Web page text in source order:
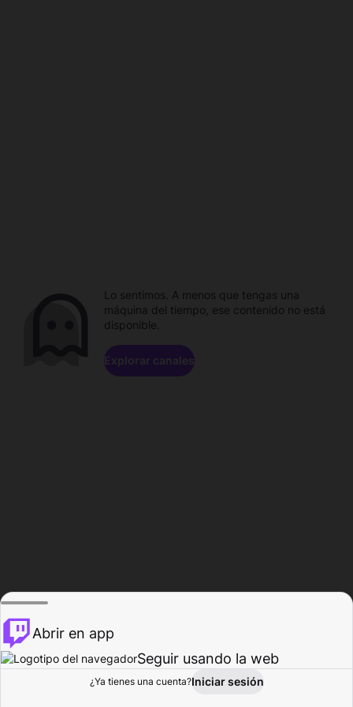
Explorar Actividad
Lo sentimos. A menos que tengas una
máquina del tiempo, ese contenido no está
disponible.
Explorar canales
Abrir en app
Seguir usando la web
¿Ya tienes una cuenta?Iniciar sesión